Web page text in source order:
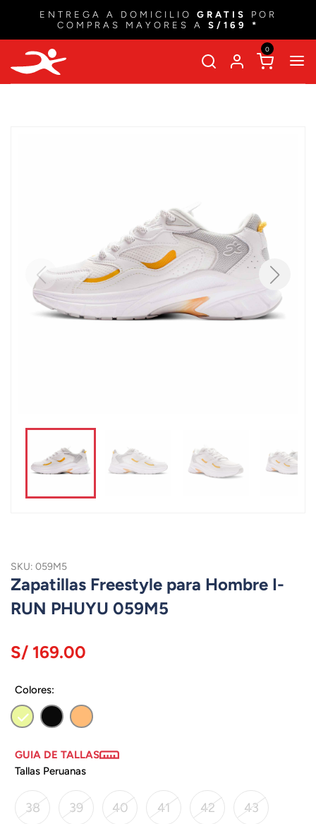
ENTREGA A DOMICILIO GRATIS
POR
COMPRAS MAYORES A S/169 *
0
SKU: 059M5
Zapatillas Freestyle para Hombre I-
RUN PHUYU 059M5
S/ 169.00
Colores:
GUIA DE TALLAS
Tallas Peruanas
38 39 40 41 42 43